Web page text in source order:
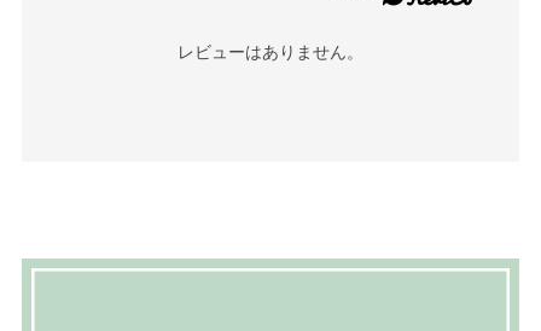
レビューはありません。